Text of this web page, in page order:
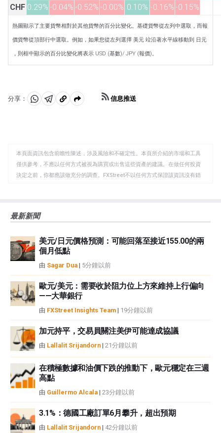
CHF 0.29% -0.04% -0.52% -0.00% 0.10% -0.16% -0.15%
熱圖顯示了主要貨幣相對於其他貨幣的百分比變化。基礎貨幣從左列中選取，而報
價貨幣從頂部行中選取。例如，如果您從左列選擇 美元 竝沿著水平線移動到 日元
，則框中顯示的百分比變化將表示 USD (基數)/ JPY (報價)。
分享：
分 分 複
板
信息推送
本頁面資訊包含前瞻性陳述，涉及風險和不確定性。本頁所介紹的市場和工具
僅供參考，不應以任何方式被視為購買或出售這些資產的建議。在做任何投資
決定之前，你都應該做充分的調查。FXStreet不以任何方式保證該資訊沒有錯
觀點，並不代表FXStreet或其廣告商的官方政策或立場。作者不對本頁連結的
如果文章正文中沒有明確提到，在撰寫本文時，作者在本文中提到的任何股票
中都沒有頭寸，也沒有與文中提到的任何公司有業務關係。除了FXStreet，作
者沒有收到撰寫這篇文章的報酬。
性不作任何陳述。FXStreet和作者將不承擔任何錯誤，遺漏或任何損失，傷害
或損害由此資訊及其顯示或使用引起的。錯誤和遺漏除外。本文作者和
FXStreet並非註冊投資顧問，本文內容無意提供任何投資建議。
最新新聞
美元/日元價格預測：可能回落至接近155.00的兩
個月低點
由 Sagar Dua | 5分鐘以前
歐元/美元：需要收於阻力位上方來維持上行偏向
——大華銀行
由 FXStreet Insights Team | 19分鐘以前
加元持平，交易員關注美伊可能達成協議
由 Lallalit Srijandorn | 21分鐘以前
在積極數據和油價下跌的推動下，歐元穩定在三週
高點
由 Guillermo Alcala | 23分鐘以前
3.1%：德國工廠訂單6月攀升，超出預期
由 Lallalit Srijandorn | 42分鐘以前